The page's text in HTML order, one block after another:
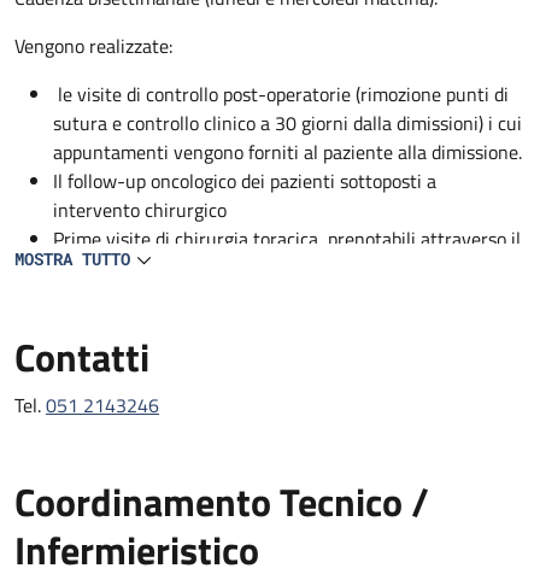
Vengono realizzate:
le visite di controllo post-operatorie (rimozione punti di
sutura e controllo clinico a 30 giorni dalla dimissioni) i cui
appuntamenti vengono forniti al paziente alla dimissione.
Il follow-up oncologico dei pazienti sottoposti a
intervento chirurgico
Prime visite di chirurgia toracica, prenotabili attraverso il
CUP.
MOSTRA TUTTO
Contatti
Tel.051 2143246
Coordinamento Tecnico /
Infermieristico